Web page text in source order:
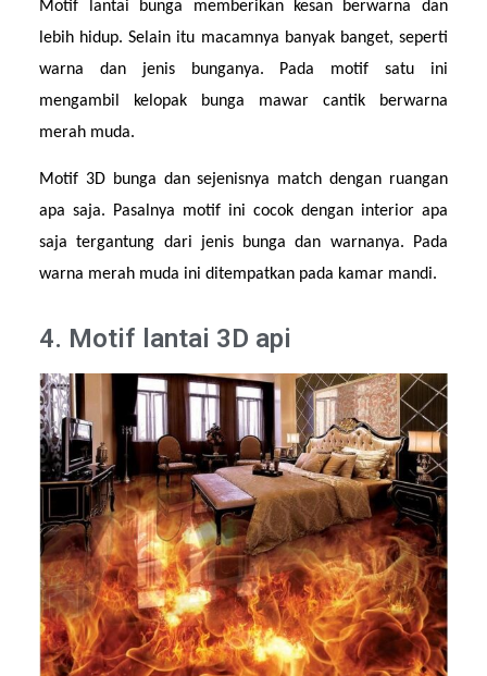
Motif lantai bunga memberikan kesan berwarna dan
lebih hidup. Selain itu macamnya banyak banget, seperti
warna dan jenis bunganya. Pada motif satu ini
mengambil kelopak bunga mawar cantik berwarna
merah muda.
Motif 3D bunga dan sejenisnya match dengan ruangan
apa saja. Pasalnya motif ini cocok dengan interior apa
saja tergantung dari jenis bunga dan warnanya. Pada
warna merah muda ini ditempatkan pada kamar mandi.
4. Motif lantai 3D api